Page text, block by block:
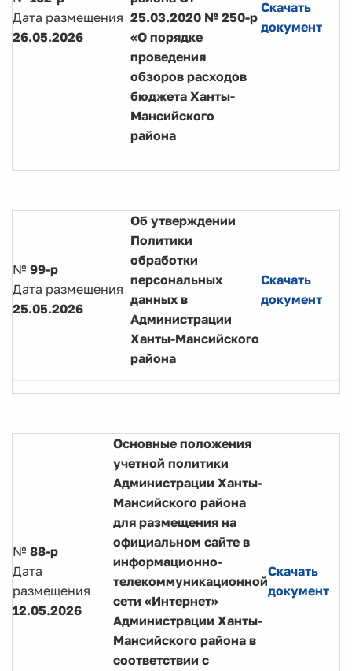
Дата размещения
26.05.2026
25.03.2020 № 250-р
«О порядке
проведения
обзоров расходов
бюджета Ханты-
Мансийского
района
Скачать
документ
№ 99-р
Дата размещения
25.05.2026
Об утверждении
Политики
обработки
персональных
данных в
Администрации
Ханты-Мансийского
района
Скачать
документ
№ 88-р
Дата
размещения
12.05.2026
Основные положения
учетной политики
Администрации Ханты-
Мансийского района
для размещения на
официальном сайте в
информационно-
телекоммуникационной
сети «Интернет»
Администрации Ханты-
Мансийского района в
соответствии с
Скачать
документ